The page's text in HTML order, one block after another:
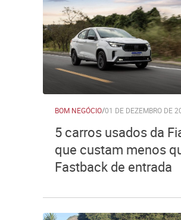
BOM NEGÓCIO/01 DE DEZEMBRO DE
5 carros usados da
que custam menos
Fastback de entrada